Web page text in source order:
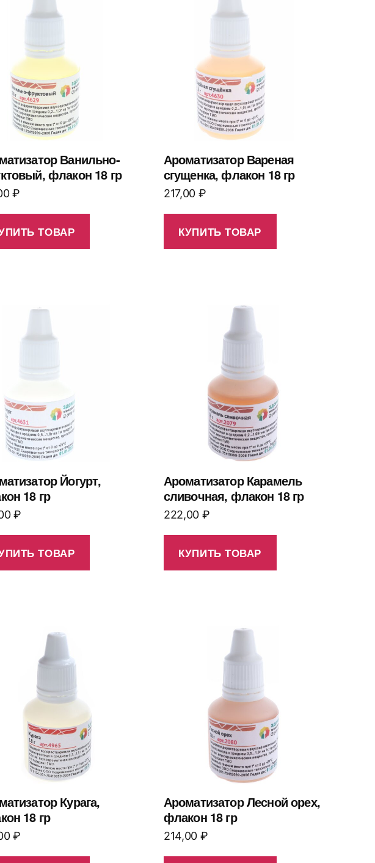
Ванильно-
флакон 18 гр
₽
ТОВАР
Ароматизатор Вареная
сгущенка, флакон 18 гр
217,00 ₽
КУПИТЬ ТОВАР
Йогурт,
18 гр
₽
ТОВАР
Ароматизатор Карамель
сливочная, флакон 18 гр
222,00 ₽
КУПИТЬ ТОВАР
Курага,
18 гр
₽
Ароматизатор Лесной орех,
флакон 18 гр
214,00 ₽